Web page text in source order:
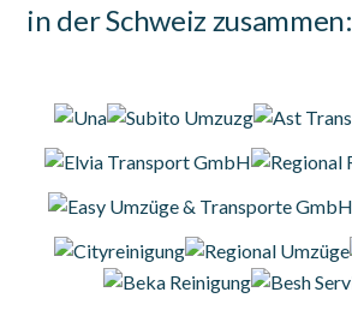
in der Schweiz zusammen: